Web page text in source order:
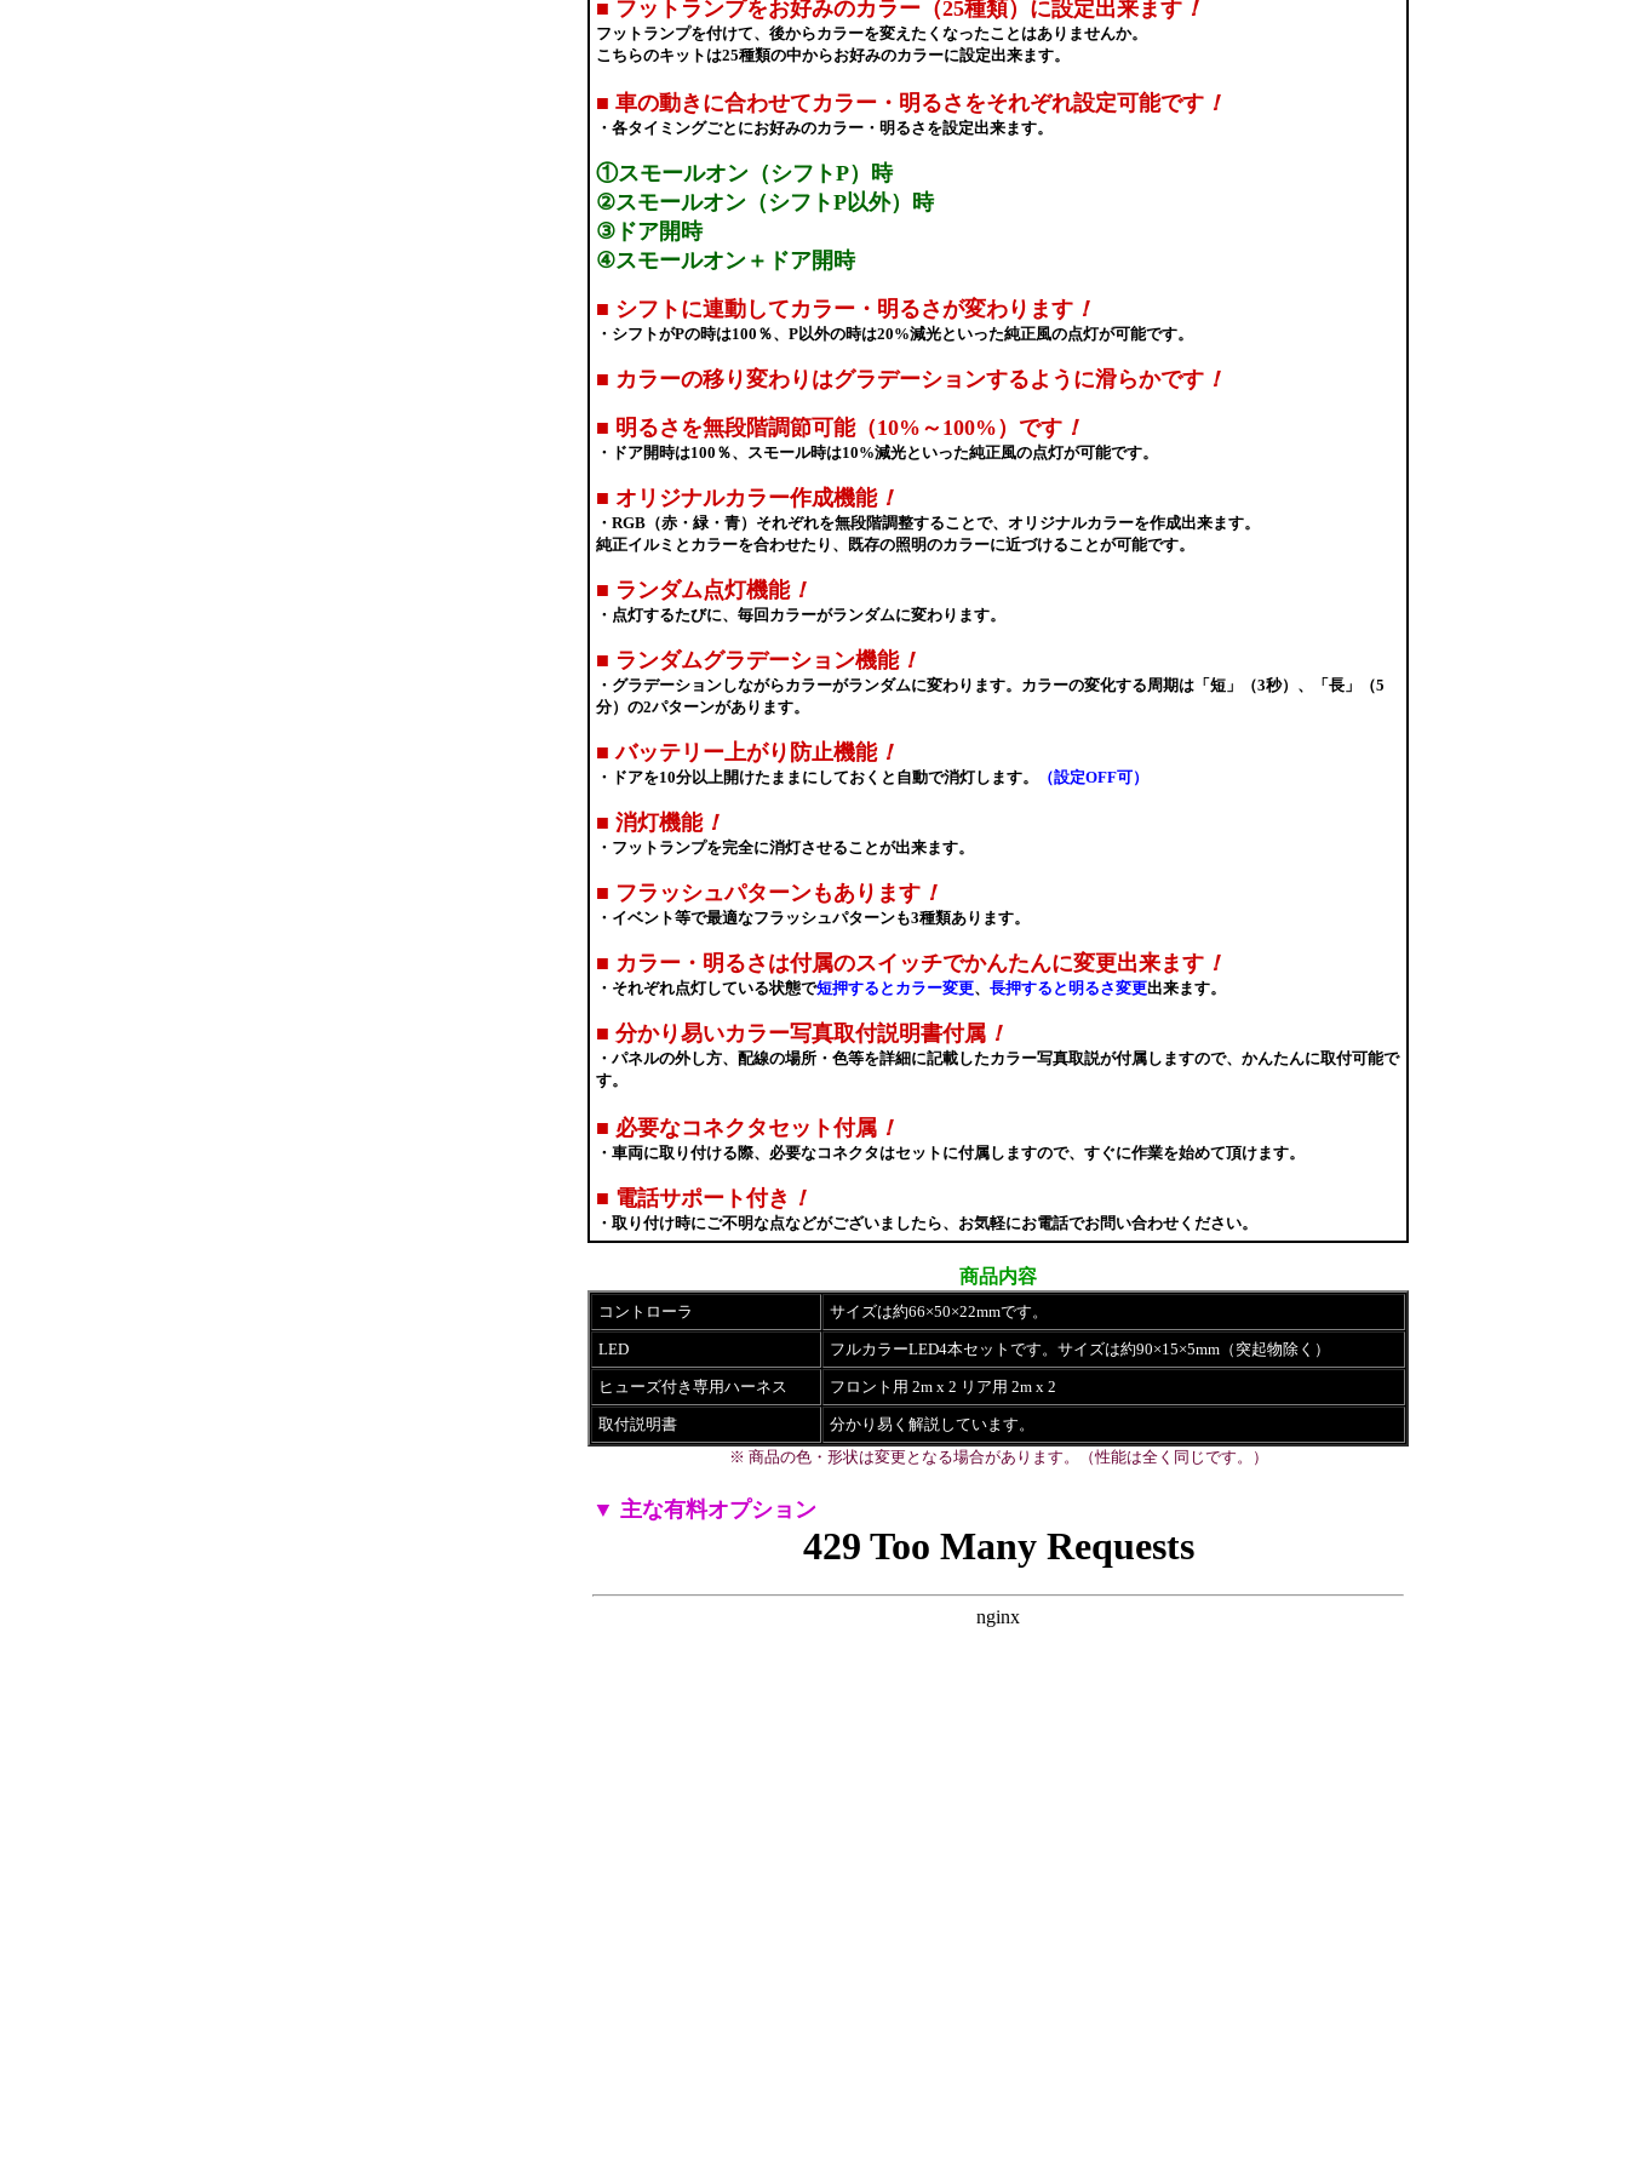
■ フットランプをお好みのカラー（25種類）に設定出来ます ！
フットランプを付けて、後からカラーを変えたくなったことはありませんか。
こちらのキットは25種類の中からお好みのカラーに設定出来ます。
■ 車の動きに合わせてカラー・明るさをそれぞれ設定可能です ！
・各タイミングごとにお好みのカラー・明るさを設定出来ます。
①スモールオン（シフトP）時
②スモールオン（シフトP以外）時
③ドア開時
④スモールオン＋ドア開時
■ シフトに連動してカラー・明るさが変わります ！
・シフトがPの時は100％、P以外の時は20%減光といった純正風の点灯が可能です。
■ カラーの移り変わりはグラデーションするように滑らかです ！
■ 明るさを無段階調節可能（10%～100%）です ！
・ドア開時は100％、スモール時は10%減光といった純正風の点灯が可能です。
■ オリジナルカラー作成機能！
・RGB（赤・緑・青）それぞれを無段階調整することで、オリジナルカラーを作成出来ます。
純正イルミとカラーを合わせたり、既存の照明のカラーに近づけることが可能です。
■ ランダム点灯機能！
・点灯するたびに、毎回カラーがランダムに変わります。
■ ランダムグラデーション機能！
・グラデーションしながらカラーがランダムに変わります。カラーの変化する周期は「短」（3秒） 、「長」（5
分）の2パターンがあります。
■バッテリー上がり防止機能！
・ドアを10分以上開けたままにしておくと自動で消灯します。 （設定OFF可）
■ 消灯機能！
・フットランプを完全に消灯させることが出来ます。
■ フラッシュパターンもあります ！
・イベント等で最適なフラッシュパターンも3種類あります。
■ カラー・明るさは付属のスイッチでかんたんに変更出来ます ！
・それぞれ点灯している状態で短押するとカラー変更、 長押すると明るさ変更出来ます。
■ 分かり易いカラー写真取付説明書付属 ！
・パネルの外し方、配線の場所・色等を詳細に記載したカラー写真取説が付属しますので、かんたんに取付可能で
す。
■ 必要なコネクタセット付属 ！
・車両に取り付ける際、必要なコネクタはセットに付属しますので、すぐに作業を始めて頂けます。
■ 電話サポート付き ！
・取り付け時にご不明な点などがございましたら、お気軽にお電話でお問い合わせください。
商品内容
コントローラ サイズは約66×50×22mmです。
LED フルカラーLED4本セットです。サイズは約90×15×5mm（突起物除く）
ヒューズ付き専用ハーネス フロント用 2m x 2 リア用 2m x 2
取付説明書
分かり易く解説しています。
※ 商品の色・形状は変更となる場合があります。（性能は全く同じです。）
▼ 主な有料オプション